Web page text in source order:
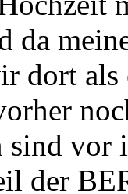
da
dort
vor
der